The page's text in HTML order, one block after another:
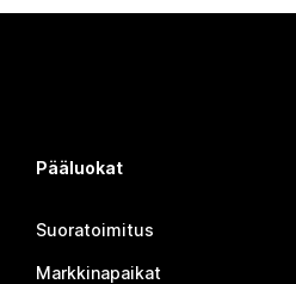
Pääluokat
Suoratoimitus
Markkinapaikat